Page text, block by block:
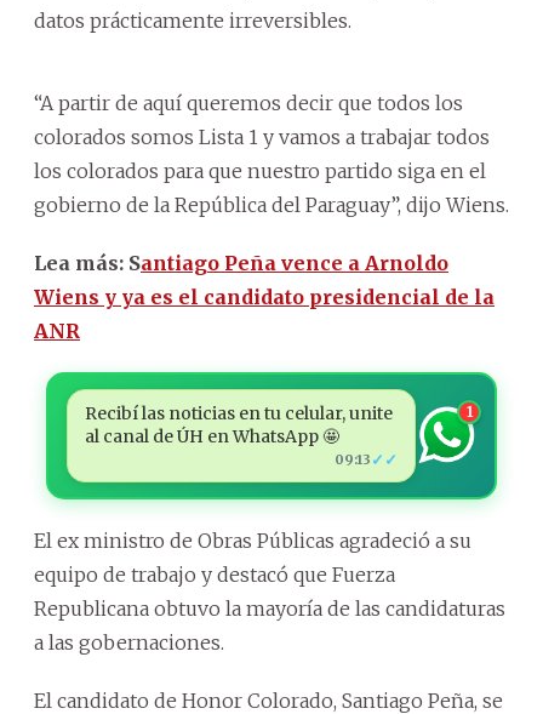
datos prácticamente irreversibles.
“A partir de aquí queremos decir que todos los
colorados somos Lista 1 y vamos a trabajar todos
los colorados para que nuestro partido siga en el
gobierno de la República del Paraguay”, dijo Wiens.
Lea más: Santiago Peña vence a Arnoldo
Wiens y ya es el candidato presidencial de la
ANR
Recibí las noticias en tu celular, unite
al canal de ÚH en WhatsApp 🤩
09:13 ✓✓
1
El ex ministro de Obras Públicas agradeció a su
equipo de trabajo y destacó que Fuerza
Republicana obtuvo la mayoría de las candidaturas
a las gobernaciones.
El candidato de Honor Colorado, Santiago Peña, se